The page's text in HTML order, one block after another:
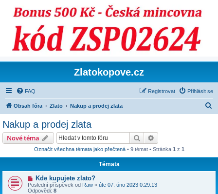
Zlatokopove.cz
FAQ Přihlásit se
Registrovat
Obsah fóra Zlato Nakup a prodej zlata
Nakup a prodej zlata
Nové téma Hledat
Označit všechna témata jako přečtená• 9 témat • Stránka 1 z 1
Témata
Kde kupujete zlato?
Poslední příspěvek od Raw « úte 07. úno 2023 0:29:13
Odpovědi: 8